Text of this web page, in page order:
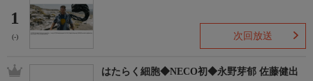
1
(-) 次回放送
はたらく細胞◆NECO初◆永野芽郁 佐藤健出